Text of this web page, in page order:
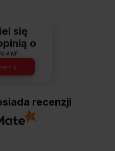
się
o
NF
opinię
recenzji